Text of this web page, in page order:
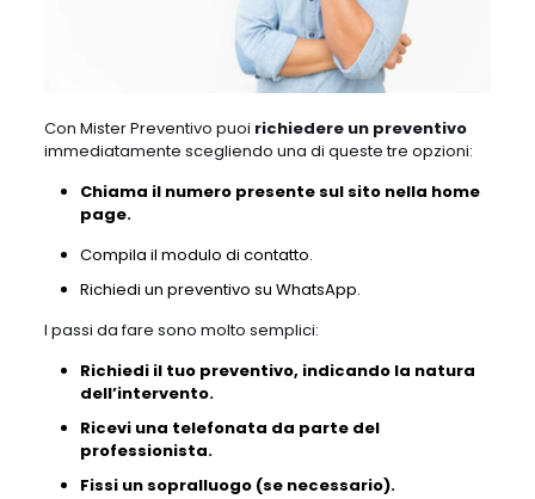
Con Mister Preventivo puoi richiedere un preventivo
immediatamente scegliendo una di queste tre opzioni:
Chiama il numero presente sul sito nella home
page.
Compila il modulo di contatto.
Richiedi un preventivo su WhatsApp.
I passi da fare sono molto semplici:
Richiedi il tuo preventivo, indicando la natura
dell’intervento.
Ricevi una telefonata da parte del
professionista.
Fissi un sopralluogo (se necessario).